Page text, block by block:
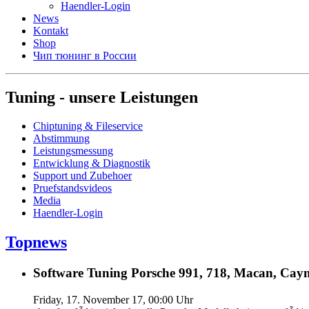
Haendler-Login
News
Kontakt
Shop
Чип тюнинг в России
Tuning - unsere Leistungen
Chiptuning & Fileservice
Abstimmung
Leistungsmessung
Entwicklung & Diagnostik
Support und Zubehoer
Pruefstandsvideos
Media
Haendler-Login
Topnews
Software Tuning Porsche 991, 718, Macan,
Friday, 17. November 17, 00:00 Uhr